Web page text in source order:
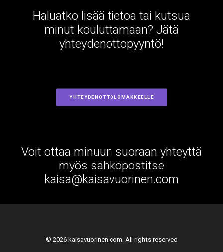
Haluatko lisää tietoa tai kutsua
minut kouluttamaan? Jätä
yhteydenottopyyntö!
YHTEYDENOTTOLOMAKKEELLE
Voit ottaa minuun suoraan yhteyttä
myös sähköpostitse
kaisa@kaisavuorinen.com
© 2026 kaisavuorinen.com. All rights reserved